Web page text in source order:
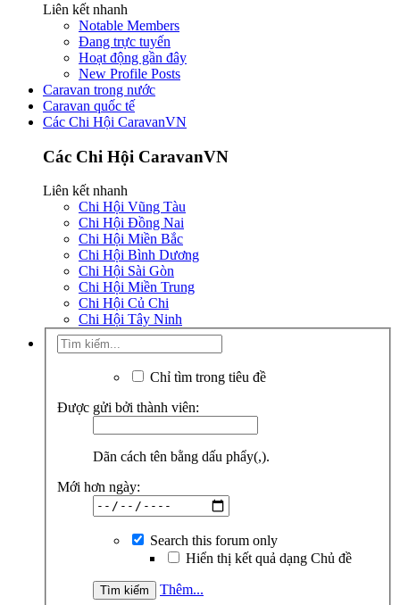
Liên kết nhanh
Notable Members
Đang trực tuyến
Hoạt động gần đây
New Profile Posts
Caravan trong nước
Caravan quốc tế
Các Chi Hội CaravanVN
Các Chi Hội CaravanVN
Liên kết nhanh
Chi Hội Vũng Tàu
Chi Hội Đồng Nai
Chi Hội Miền Bắc
Chi Hội Bình Dương
Chi Hội Sài Gòn
Chi Hội Miền Trung
Chi Hội Củ Chi
Chi Hội Tây Ninh
Chỉ tìm trong tiêu đề
Được gửi bởi thành viên:
Dãn cách tên bằng dấu phẩy(,).
Mới hơn ngày:
Search this forum only
Hiển thị kết quả dạng Chủ đề
Thêm...